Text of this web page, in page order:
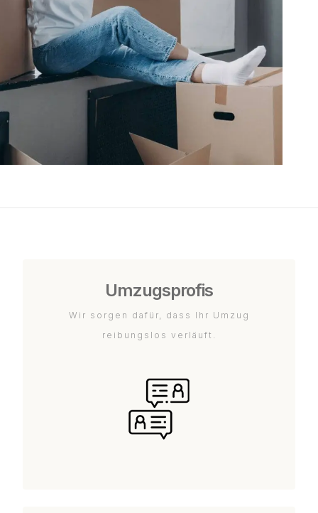
Umzugsprofis
Wir sorgen dafür, dass Ihr Umzug
reibungslos verläuft.